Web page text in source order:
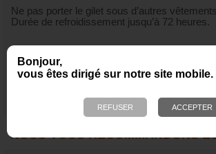
Bonjour,
vous êtes dirigé sur notre site mobile.
Ne pas porter le gilet sous d’autres
Durée de refroidissement jusqu’à 72 heures.
NOUS VOUS RECOMMANDONS